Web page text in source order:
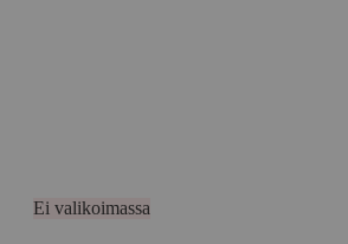
Ei valikoimassa